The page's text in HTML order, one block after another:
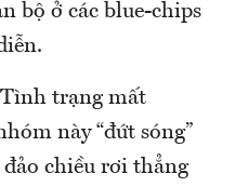
bộ ở các blue-chips
Tình trạng mất
này “đứt sóng”
chiều rơi thẳng